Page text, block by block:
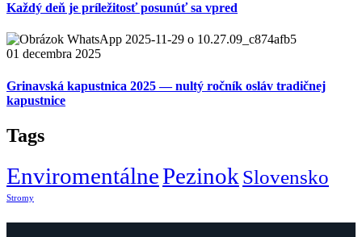
Každý deň je príležitosť posunúť sa vpred
01 decembra 2025
Grinavská kapustnica 2025 — nultý ročník osláv tradičnej
kapustnice
Tags
EnviromentálnePezinok Slovensko
Stromy